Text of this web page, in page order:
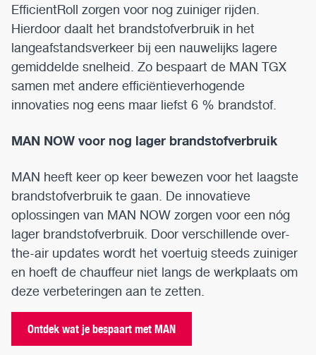
EfficientRoll zorgen voor nog zuiniger rijden.
Hierdoor daalt het brandstofverbruik in het
langeafstandsverkeer bij een nauwelijks lagere
gemiddelde snelheid. Zo bespaart de MAN TGX
samen met andere efficiëntieverhogende
innovaties nog eens maar liefst 6 % brandstof.
MAN NOW voor nog lager brandstofverbruik
MAN heeft keer op keer bewezen voor het laagste
brandstofverbruik te gaan. De innovatieve
oplossingen van MAN NOW zorgen voor een nóg
lager brandstofverbruik. Door verschillende over-
the-air updates wordt het voertuig steeds zuiniger
en hoeft de chauffeur niet langs de werkplaats om
deze verbeteringen aan te zetten.
Ontdek wat je bespaart met MAN